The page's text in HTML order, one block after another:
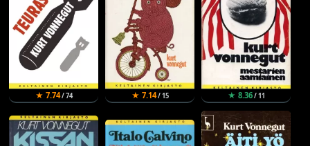
★ 7.74/ 74 ★ 7.14/ 15 ★ 8.36/ 11